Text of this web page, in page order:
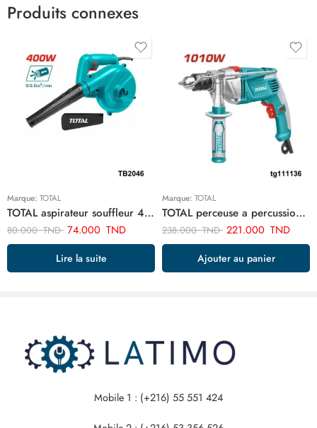
Produits connexes
Marque: TOTAL
TOTAL aspirateur souffleur 400w TB2046
80.000TND 74.000 TND
Lire la suite
Marque: TOTAL
TOTAL perceuse a percussion 13mm-1010w TG111136
238.000TND 221.000 TND
Ajouter au panier
Mobile 1 : (+216) 55 551 424